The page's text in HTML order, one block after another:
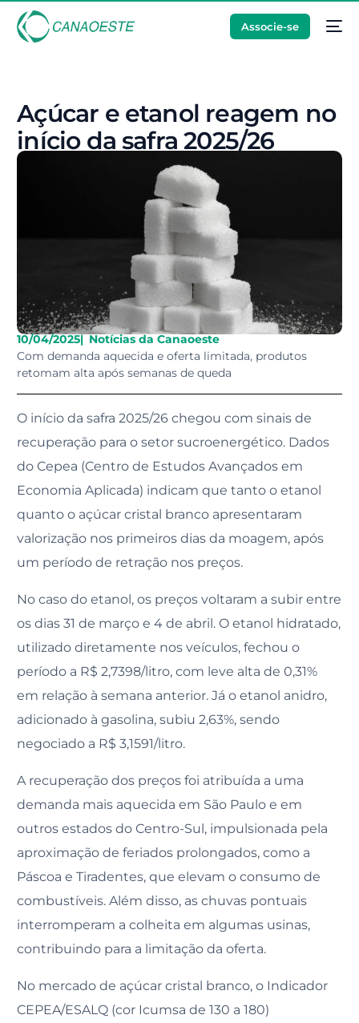
Associe-se
Açúcar e etanol reagem no
início da safra 2025/26
10/04/2025| Notícias da Canaoeste
Com demanda aquecida e oferta limitada, produtos
retomam alta após semanas de queda
O início da safra 2025/26 chegou com sinais de
recuperação para o setor sucroenergético. Dados
do Cepea (Centro de Estudos Avançados em
Economia Aplicada) indicam que tanto o etanol
quanto o açúcar cristal branco apresentaram
valorização nos primeiros dias da moagem, após
um período de retração nos preços.
No caso do etanol, os preços voltaram a subir entre
os dias 31 de março e 4 de abril. O etanol hidratado,
utilizado diretamente nos veículos, fechou o
período a R$ 2,7398/litro, com leve alta de 0,31%
em relação à semana anterior. Já o etanol anidro,
adicionado à gasolina, subiu 2,63%, sendo
negociado a R$ 3,1591/litro.
A recuperação dos preços foi atribuída a uma
demanda mais aquecida em São Paulo e em
outros estados do Centro-Sul, impulsionada pela
aproximação de feriados prolongados, como a
Páscoa e Tiradentes, que elevam o consumo de
combustíveis. Além disso, as chuvas pontuais
interromperam a colheita em algumas usinas,
contribuindo para a limitação da oferta.
No mercado de açúcar cristal branco, o Indicador
CEPEA/ESALQ (cor Icumsa de 130 a 180)